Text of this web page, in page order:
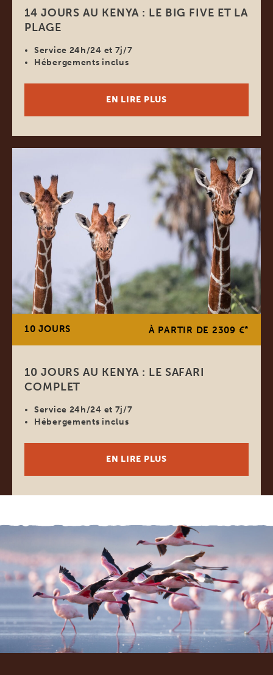
14 JOURS AU KENYA : LE BIG FIVE ET LA
PLAGE
Service 24h/24 et 7j/7
Hébergements inclus
EN LIRE PLUS
10 JOURS À PARTIR DE 2309 €*
10 JOURS AU KENYA : LE SAFARI
COMPLET
Service 24h/24 et 7j/7
Hébergements inclus
EN LIRE PLUS